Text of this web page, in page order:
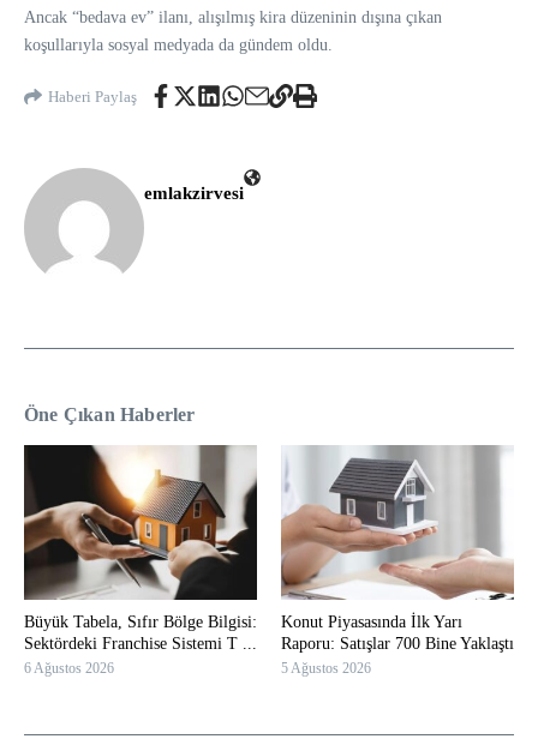
Ancak “bedava ev” ilanı, alışılmış kira düzeninin dışına çıkan
koşullarıyla sosyal medyada da gündem oldu.
Haberi Paylaş
emlakzirvesi
Öne Çıkan Haberler
Büyük Tabela, Sıfır Bölge Bilgisi:
Sektördeki Franchise Sistemi T ...
6 Ağustos 2026
Konut Piyasasında İlk Yarı
Raporu: Satışlar 700 Bine Yaklaştı
5 Ağustos 2026